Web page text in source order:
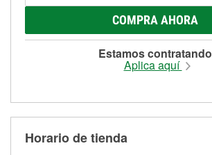
COMPRA AHORA
Estamos contratando
Aplica aquí
Horario de tienda